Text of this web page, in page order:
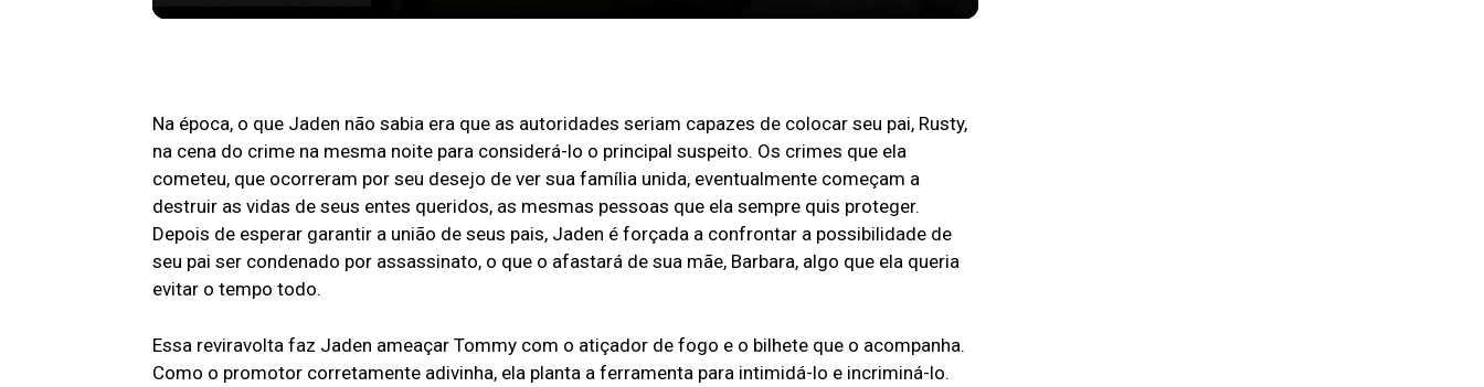
Na época, o que Jaden não sabia era que as autoridades seriam capazes de colocar seu pai, Rusty,
na cena do crime na mesma noite para considerá-lo o principal suspeito. Os crimes que ela
cometeu, que ocorreram por seu desejo de ver sua família unida, eventualmente começam a
destruir as vidas de seus entes queridos, as mesmas pessoas que ela sempre quis proteger.
Depois de esperar garantir a união de seus pais, Jaden é forçada a confrontar a possibilidade de
seu pai ser condenado por assassinato, o que o afastará de sua mãe, Barbara, algo que ela queria
evitar o tempo todo.
Essa reviravolta faz Jaden ameaçar Tommy com o atiçador de fogo e o bilhete que o acompanha.
Como o promotor corretamente adivinha, ela planta a ferramenta para intimidá-lo e incriminá-lo.